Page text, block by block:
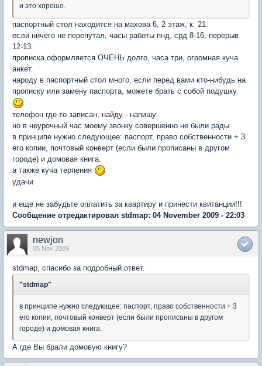
и это хорошо.
паспортный стол находится на махова 6, 2 этаж, к. 21.
если ничего не перепутал, часы работы пнд, срд 8-16, перерыв
12-13.
прописка оформляется ОЧЕНЬ долго, часа три, огромная куча
анкет.
народу в паспортный стол много, если перед вами кто-нибудь на
прописку или замену паспорта, можете брать с собой подушку.
телефон где-то записан, найду - напишу.
но в неурочный час моему звонку совершенно не были рады.
в принципе нужно следующее: паспорт, право собственности + 3
его копии, почтовый конверт (если были прописаны в другом
городе) и домовая книга.
а также куча терпения
удачи
и еще не забудьте оплатить за квартиру и принести квитанции!!!
Сообщение отредактировал stdmap: 04 November 2009 - 22:03
newjon
05 Nov 2009
stdmap, спасибо за подробный ответ.
"stdmap"
в принципе нужно следующее: паспорт, право собственности + 3
его копии, почтовый конверт (если были прописаны в другом
городе) и домовая книга.
А где Вы брали домовую книгу?